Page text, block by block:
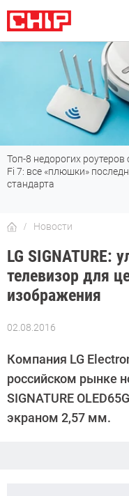
Топ-8 недорогих роутеров
Fi 7: все «плюшки»
стандарта
Новости
LG SIGNATURE:
телевизор для
изображения
02.08.2016
Автор:
Киреев
Компания LG
российском рынке
SIGNATURE
экраном 2,57 мм.